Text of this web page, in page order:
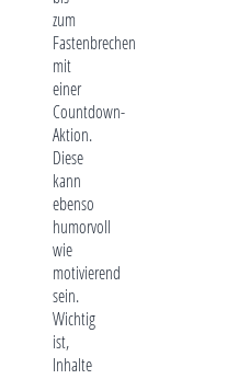
zum
Fastenbrechen
mit
einer
Countdown-
Aktion.
Diese
kann
ebenso
humorvoll
wie
motivierend
sein.
Wichtig
ist,
Inhalte